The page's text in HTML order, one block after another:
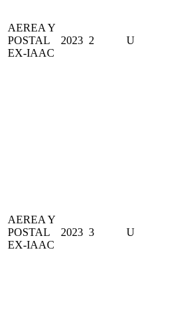
AEREA Y
POSTAL
EX-IAAC
2023 2 U
AEREA Y
POSTAL
EX-IAAC
2023 3 U